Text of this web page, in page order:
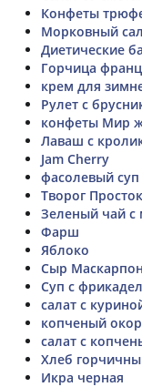
Конфеты
Морковный
Диетические
Горчица
крем для
Рулет с
конфеты Мир
Лаваш с
Jam Cherry
фасолевый суп
Творог
Зеленый чай с
Фарш
Яблоко
Сыр
Суп с
салат с
копченый
салат с
Хлеб
Икра черная